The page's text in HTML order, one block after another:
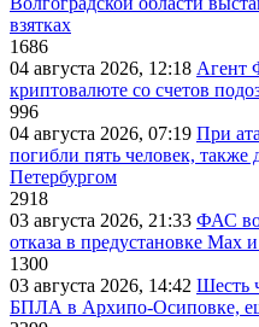
взятках
1686
04 августа 2026, 12:18 Агент
криптовалюте со счетов
996
04 августа 2026, 07:19 При
погибли пять человек, также
Петербургом
2918
03 августа 2026, 21:33 ФАС
отказа в предустановке Max
1300
03 августа 2026, 14:42 Шесть
БПЛА в Архипо-Осиповке,